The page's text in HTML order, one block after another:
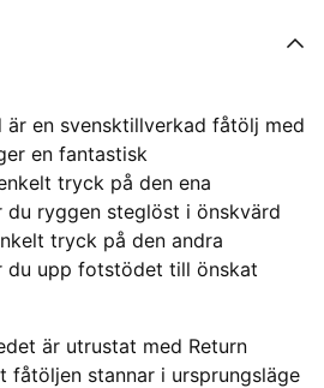
en svensktillverkad fåtölj med
en fantastisk
tryck på den ena
ryggen steglöst i önskvärd
tryck på den andra
du upp fotstödet till önskat
är utrustat med Return
fåtöljen stannar i ursprungsläge